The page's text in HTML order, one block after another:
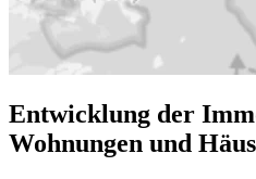
Entwicklung der
Wohnungen und